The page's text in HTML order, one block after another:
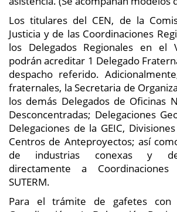
Los titulares del CEN, de la
Justicia y de las Coordinaciones
los Delegados Regionales en el
podrán acreditar 1 Delegado
despacho referido.
fraternales, la Secretaria de
los demás Delegados de Oficinas
Desconcentradas; Delegaciones
Delegaciones de la GEIC,
Centros de Anteproyectos; así
de industrias conexas y
directamente a Coordinaciones
SUTERM.
Para el trámite de gafetes con